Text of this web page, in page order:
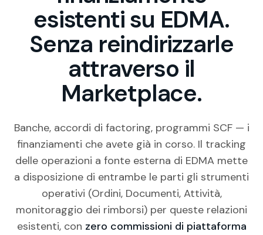
esistenti su EDMA.
Senza reindirizzarle
attraverso il
Marketplace.
Banche, accordi di factoring, programmi SCF — i
finanziamenti che avete già in corso. Il tracking
delle operazioni a fonte esterna di EDMA mette
a disposizione di entrambe le parti gli strumenti
operativi (Ordini, Documenti, Attività,
monitoraggio dei rimborsi) per queste relazioni
esistenti, con zero commissioni di piattaforma